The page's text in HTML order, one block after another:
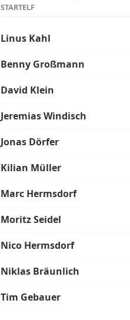
STARTELF
Linus Kahl
Benny Großmann
David Klein
Jeremias Windisch
Jonas Dörfer
Kilian Müller
Marc Hermsdorf
Moritz Seidel
Nico Hermsdorf
Niklas Bräunlich
Tim Gebauer